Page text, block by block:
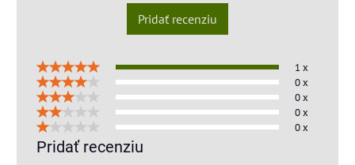
Pridať recenziu
1 x
0 x
0 x
0 x
0 x
Pridať recenziu